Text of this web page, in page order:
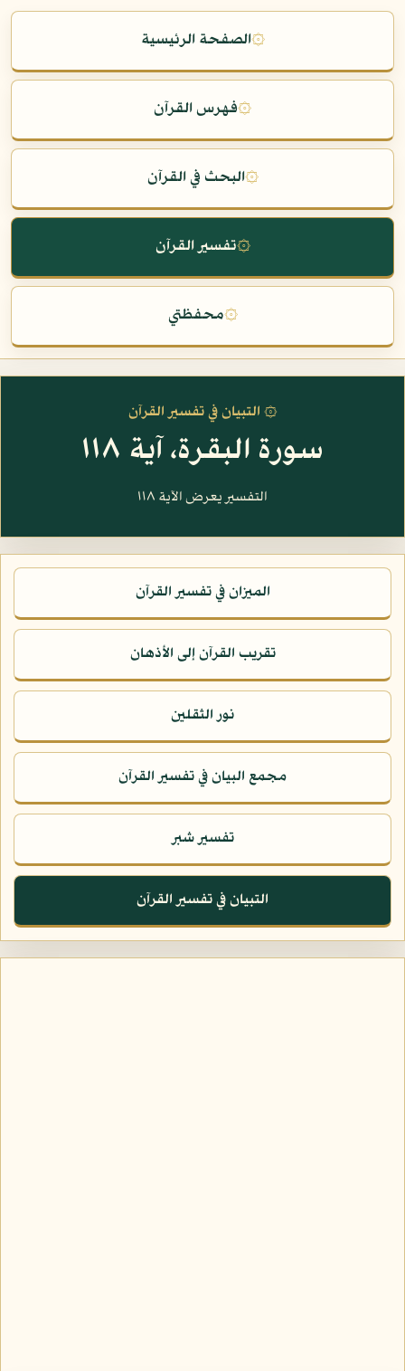
۞الصفحة الرئيسية
۞فهرس القرآن
۞البحث في القرآن
۞تفسير القرآن
۞محفظتي
۞ التبيان في تفسير القرآن
سورة البقرة، آية ١١٨
التفسير يعرض الآية ١١٨
الميزان في تفسير القرآن
تقريب القرآن إلى الأذهان
نور الثقلين
مجمع البيان في تفسير القرآن
تفسير شبر
التبيان في تفسير القرآن